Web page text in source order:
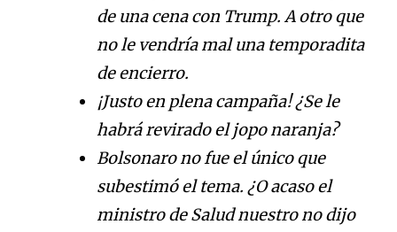
de una cena con Trump. A otro que
no le vendría mal una temporadita
de encierro.
¡Justo en plena campaña! ¿Se le
habrá revirado el jopo naranja?
Bolsonaro no fue el único que
subestimó el tema. ¿O acaso el
ministro de Salud nuestro no dijo